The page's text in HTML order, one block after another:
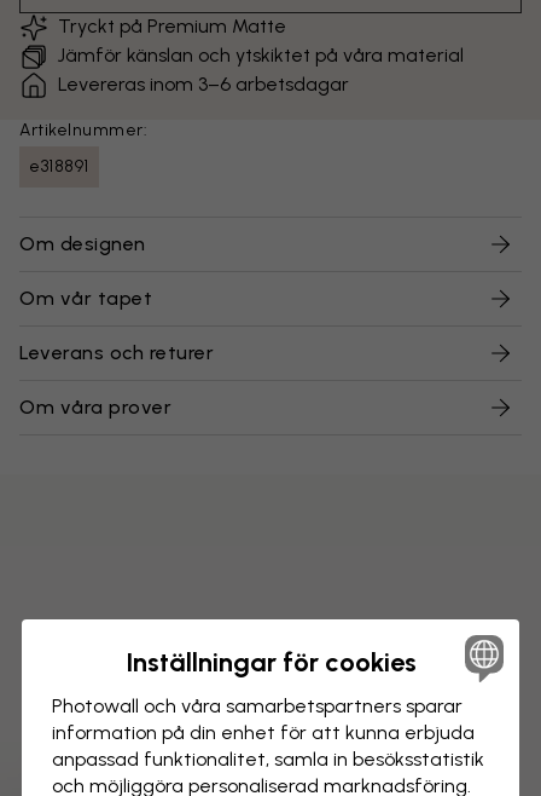
Tryckt på Premium Matte
Jämför känslan och ytskiktet på våra material
Levereras inom 3–6 arbetsdagar
Artikelnummer:
e318891
Om designen
Om vår tapet
Leverans och returer
Om våra prover
Inställningar för cookies
Photowall och våra samarbets­partners sparar
information på din enhet för att kunna erbjuda
anpassad funktionalitet, samla in besöks­statistik
och möjliggöra personaliserad marknads­föring.